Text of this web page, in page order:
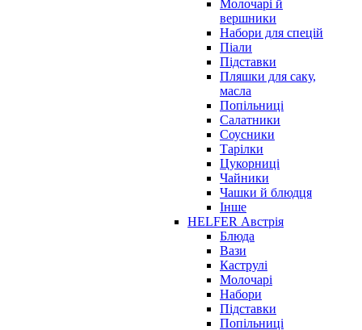
Молочарі й
вершники
Набори для спецій
Піали
Підставки
Пляшки для саку,
масла
Попільниці
Салатники
Соусники
Тарілки
Цукорниці
Чайники
Чашки й блюдця
Інше
HELFER Австрія
Блюда
Вази
Каструлі
Молочарі
Набори
Підставки
Попільниці